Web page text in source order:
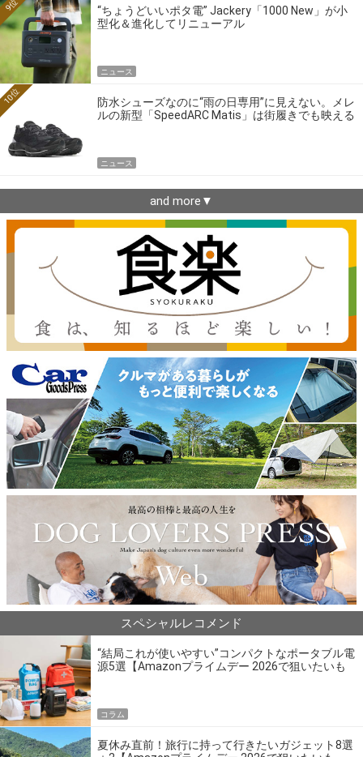
“ちょうどいいポタ電” Jackery「1000 New」が小
型化＆進化してリニューアル
9位
ニュース
防水シューズなのに“雨の日専用”に見えない。メレ
ルの新型「SpeedARC Matis」は街履きでも映える
10位
ニュース
and more▼
スペシャルレコメンド
“結局これが使いやすい”コンパクトなポータブル電
源5選【Amazonプライムデー 2026で狙いたいも
コラム
夏休み直前！旅行に持って行きたいガジェット8選